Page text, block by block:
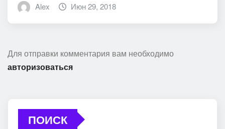
Alex Июн 29, 2018
Для отправки комментария вам необходимо
авторизоваться
ПОИСК